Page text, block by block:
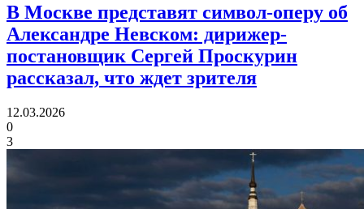
В Москве представят символ-оперу об
Александре Невском: дирижер-
постановщик Сергей Проскурин
рассказал, что ждет зрителя
12.03.2026
0
3